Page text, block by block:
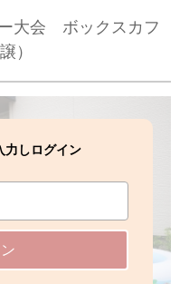
ー大会 ボックスカフ
）
力しログイン